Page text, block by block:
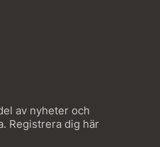
av nyheter och
Registrera dig här